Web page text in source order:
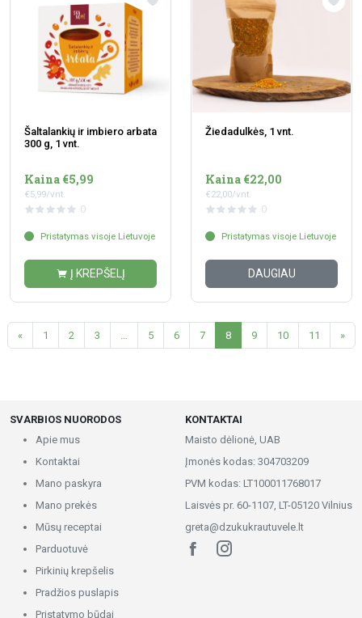
Šaltalankių ir imbiero arbata
300 g, 1 vnt.
Kaina €5,99
€5,99/vnt.
0
Pristatymas visoje Lietuvoje
Į KREPŠELĮ
Žiedadulkės, 1 vnt.
Kaina €22,00
€22,00/vnt.
0
Pristatymas visoje Lietuvoje
DAUGIAU
« 1 2 3 … 5 6 7 8 9 10 11 »
SVARBIOS NUORODOS
Apie mus
Kontaktai
Mano paskyra
Mano prekės
Mūsų receptai
Parduotuvė
Pirkinių krepšelis
Pradžios puslapis
Pristatymo būdai
KONTAKTAI
Maisto dėlionė, UAB
Įmonės kodas: 304703209
PVM kodas: LT100011768017
Laisvės pr. 60-1107, LT-05120 Vilnius
greta@dzukukrautuvele.lt